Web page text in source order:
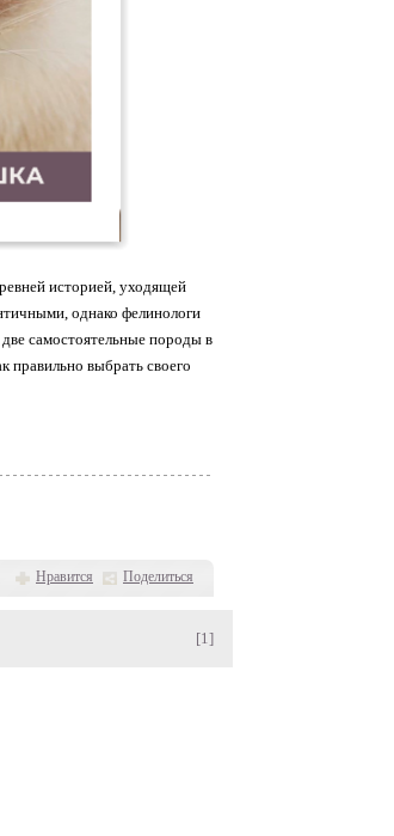
Нравится Поделиться
историей, уходящей
однако фелинологи
самостоятельные породы в
правильно выбрать своего
[1]